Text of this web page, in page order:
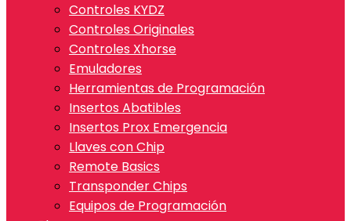
Controles KYDZ
Controles Originales
Controles Xhorse
Emuladores
Herramientas de Programación
Insertos Abatibles
Insertos Prox Emergencia
Llaves con Chip
Remote Basics
Transponder Chips
Equipos de Programación